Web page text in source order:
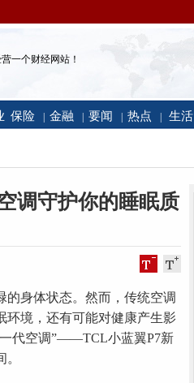
一个财经网站！
保险 金融 要闻 热点 生活
调守护你的睡眠质
身体状态。然而，传统空调
环境，还有可能对健康产生影
代空调”——TCL小蓝翼P7新